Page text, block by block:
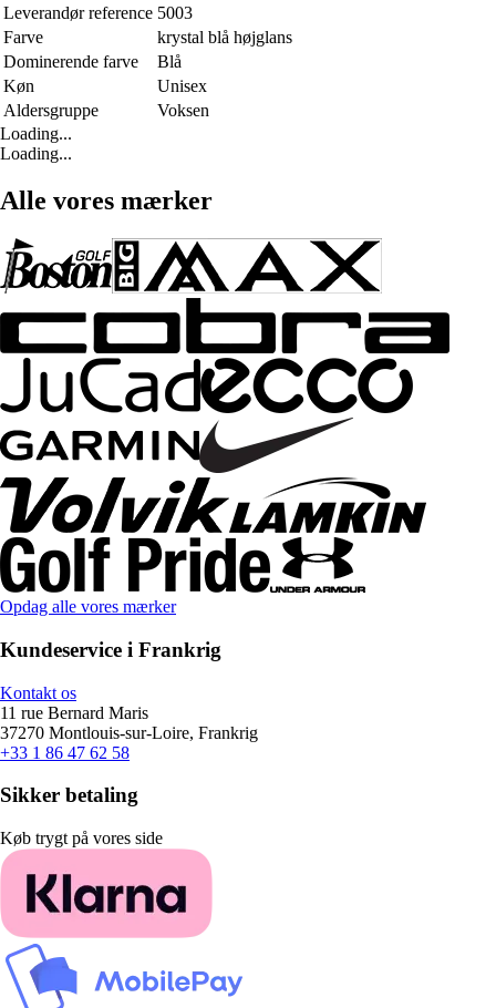
Leverandør reference 5003
Farve
krystal blå højglans
Dominerende farve
Blå
Køn
Unisex
Aldersgruppe
Voksen
Loading...
Loading...
Alle vores mærker
Opdag alle vores mærker
Kundeservice i Frankrig
Kontakt os
11 rue Bernard Maris
37270 Montlouis-sur-Loire, Frankrig
+33 1 86 47 62 58
Sikker betaling
Køb trygt på vores side